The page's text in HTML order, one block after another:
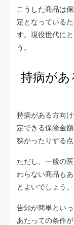
こうした商品は
定となっている
す。現役世代に
う。
持病があ
持病がある方向
定できる保険金
狭かったりする点
ただし、一般の
わらない商品も
とよいでしょう。
告知が簡単とい
あたっての条件